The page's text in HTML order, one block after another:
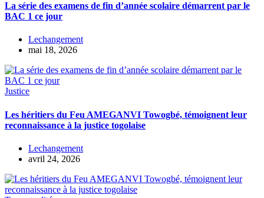
La série des examens de fin d’année scolaire démarrent par le
BAC 1 ce jour
Lechangement
mai 18, 2026
Justice
Les héritiers du Feu AMEGANVI Towogbé, témoignent leur
reconnaissance à la justice togolaise
Lechangement
avril 24, 2026